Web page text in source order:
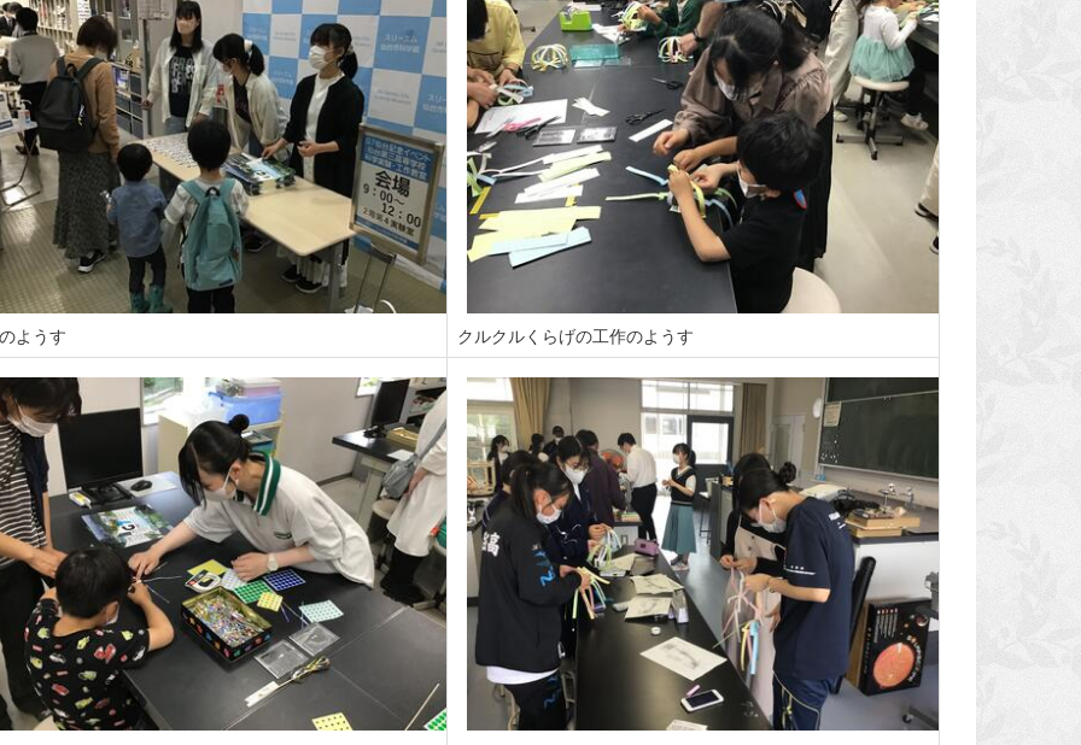
ようす クルクルくらげの工作のようす